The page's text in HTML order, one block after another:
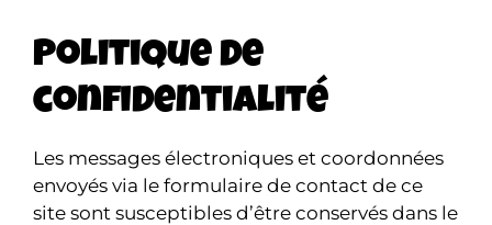
Politique de
confidentialité
Les messages électroniques et coordonnées
envoyés via le formulaire de contact de ce
site sont susceptibles d’être conservés dans le